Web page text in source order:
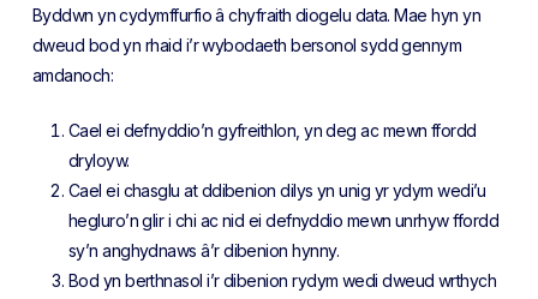
Byddwn yn cydymffurfio â chyfraith diogelu data. Mae hyn yn
dweud bod yn rhaid i’r wybodaeth bersonol sydd gennym
amdanoch:
Cael ei defnyddio’n gyfreithlon, yn deg ac mewn ffordd
dryloyw.
Cael ei chasglu at ddibenion dilys yn unig yr ydym wedi’u
hegluro’n glir i chi ac nid ei defnyddio mewn unrhyw ffordd
sy’n anghydnaws â’r dibenion hynny.
Bod yn berthnasol i’r dibenion rydym wedi dweud wrthych